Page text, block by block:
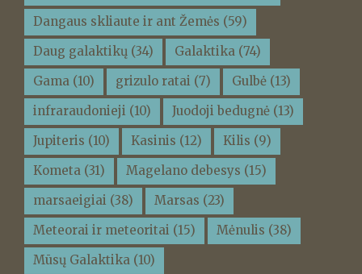
Dangaus skliaute ir ant Žemės (59)
Daug galaktikų (34) Galaktika (74)
Gama (10) grizulo ratai (7) Gulbė (13)
infraraudonieji (10) Juodoji bedugnė (13)
Jupiteris (10) Kasinis (12) Kilis (9)
Kometa (31) Magelano debesys (15)
marsaeigiai (38) Marsas (23)
Meteorai ir meteoritai (15) Mėnulis (38)
Mūsų Galaktika (10)